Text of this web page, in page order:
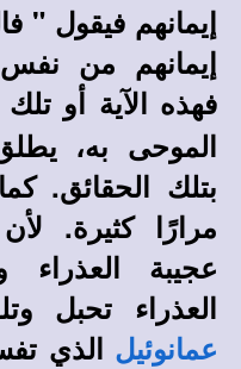
إيمانهم فيقول "
إيمانهم من
فهذه الآية أو
الموحى به،
بتلك الحقائق.
مرارًا كثيرة. لأن
عجيبة العذراء
العذراء تحبل
عمانوئيل الذي